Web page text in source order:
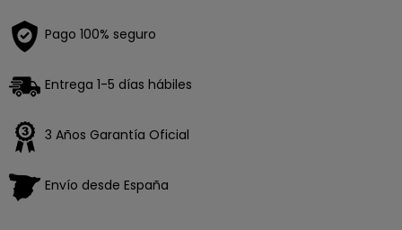
Pago 100% seguro
Entrega 1-5 días hábiles
3 Años Garantía Oficial
Envío desde España